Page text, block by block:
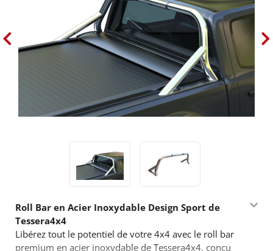
Roll Bar en Acier Inoxydable Design Sport de
Tessera4x4
Libérez tout le potentiel de votre 4x4 avec le roll bar
premium en acier inoxydable de Tessera4x4, conçu